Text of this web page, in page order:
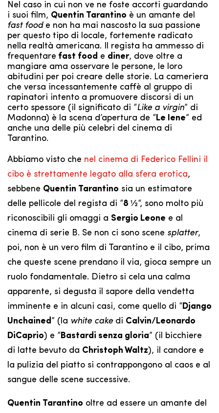
Nel caso in cui non ve ne foste accorti guardando
i suoi film, Quentin Tarantino è un amante del
fast foode non ha mai nascosto la sua passione
per questo tipo di locale, fortemente radicato
nella realtà americana. Il regista ha ammesso di
frequentare fast food e diner, dove oltre a
mangiare ama osservare le persone, le loro
abitudini per poi creare delle storie. La cameriera
che versa incessantemente caffè al gruppo di
rapinatori intento a promuovere discorsi di un
certo spessore (il significato di “Like a virgin” di
Madonna) è la scena d’apertura de “Le Iene” ed
anche una delle più celebri del cinema di
Tarantino.
Abbiamo visto che nel cinema di Federico Fellini il
cibo è strettamente legato alla sfera erotica,
sebbene Quentin Tarantino sia un estimatore
delle pellicole del regista di “8 ½“, sono molto più
riconoscibili gli omaggi a Sergio Leone e al
cinema di serie B. Se non ci sono scene splatter,
poi, non è un vero film di Tarantino e il cibo, prima
che queste scene prendano il via, gioca sempre un
ruolo fondamentale. Dietro si cela una calma
apparente, si degusta il sapore della vendetta
imminente e in alcuni casi, come quello di “Django
Unchained” (la white cake di Calvin/Leonardo
DiCaprio) e “Bastardi senza gloria” (il bicchiere
di latte bevuto da Christoph Waltz), il candore e
la pulizia del piatto si contrappongono al caos e al
sangue delle scene successive.
Quentin Tarantino oltre ad essere un amante del